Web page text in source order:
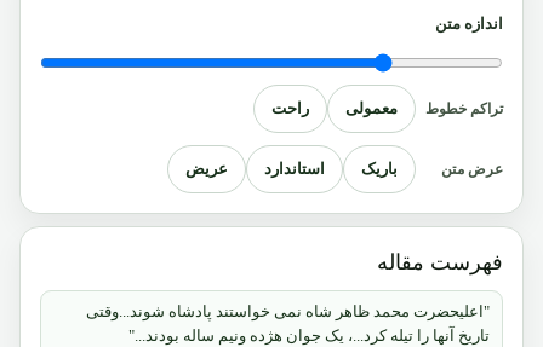
اندازه متن
تراکم خطوط معمولی راحت
عرض متن باریک استاندارد عریض
فهرست مقاله
"اعلیحضرت محمد ظاهر شاه نمی خواستند پادشاه شوند...وقتی
تاریخ آنها را تیله کرد...، یک جوان هژده ونیم ساله بودند..."